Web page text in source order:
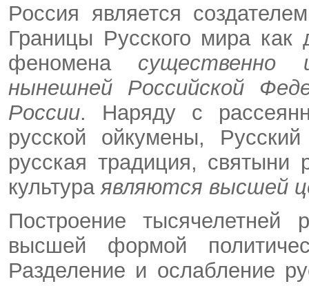
Россия является
Границы Русского мира как
феномена существенно
нынешней Российской
России. Наряду с
русской ойкумены,
русская традиция, святыни
культура являются высшей
Построение тысячелетней
высшей формой
Разделение и ослабление